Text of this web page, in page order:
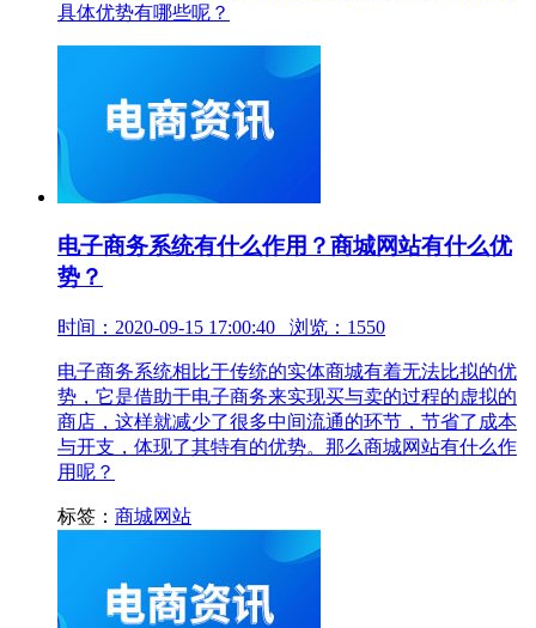
具体优势有哪些呢？
电子商务系统有什么作用？商城网站有什么优
势？
时间：2020-09-15 17:00:40 浏览：1550
电子商务系统相比于传统的实体商城有着无法比拟的优
势，它是借助于电子商务来实现买与卖的过程的虚拟的
商店，这样就减少了很多中间流通的环节，节省了成本
与开支，体现了其特有的优势。那么商城网站有什么作
用呢？
标签： 商城网站